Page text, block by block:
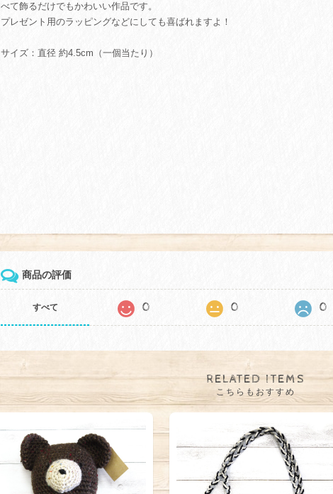
べて飾るだけでもかわいい作品です。
プレゼント用のラッピングなどにしても喜ばれますよ！
サイズ：直径 約4.5cm（一個当たり）
商品の評価
すべて 0 0 0
RELATED ITEMS
こちらもおすすめ